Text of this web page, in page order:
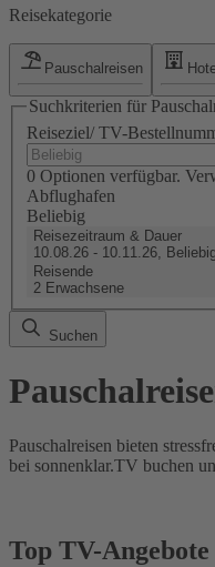
Reisekategorie
Pauschalreisen
Suchkriterien für
Reiseziel/ TV-
0 Optionen verfügbar.
Abflughafen
Beliebig
Reisezeitraum & Dauer
10.08.26 - 10.11.26,
Reisende
2 Erwachsene
Suchen
Pauschalreisen bieten
bei sonnenklar.TV buchen
Top TV-